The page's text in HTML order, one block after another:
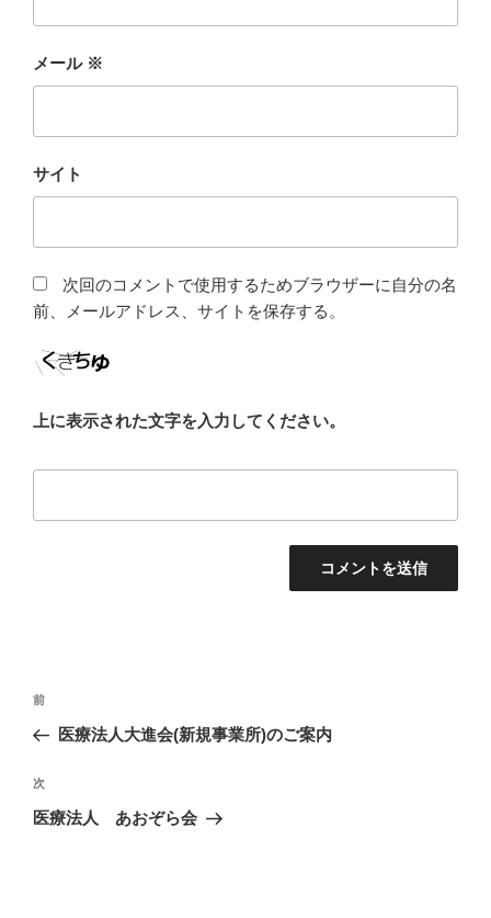
メール ※
サイト
次回のコメントで使用するためブラウザーに自分の名
前、メールアドレス、サイトを保存する。
上に表示された文字を入力してください。
投
ナ
ビ
ゲ
前
の
稿
前
医療法人大進会(新規事業所)のご案内
次
の
次
医療法人 あおぞら会